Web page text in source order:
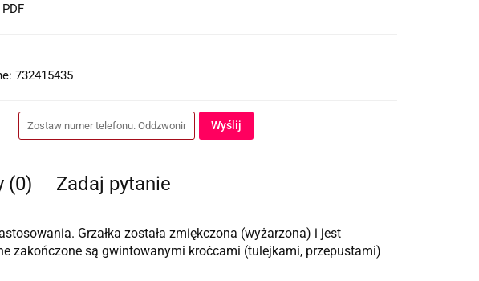
732415435
Wyślij
(0) Zadaj pytanie
Grzałka została zmiękczona (wyżarzona) i jest
zakończone są gwintowanymi kroćcami (tulejkami, przepustami)